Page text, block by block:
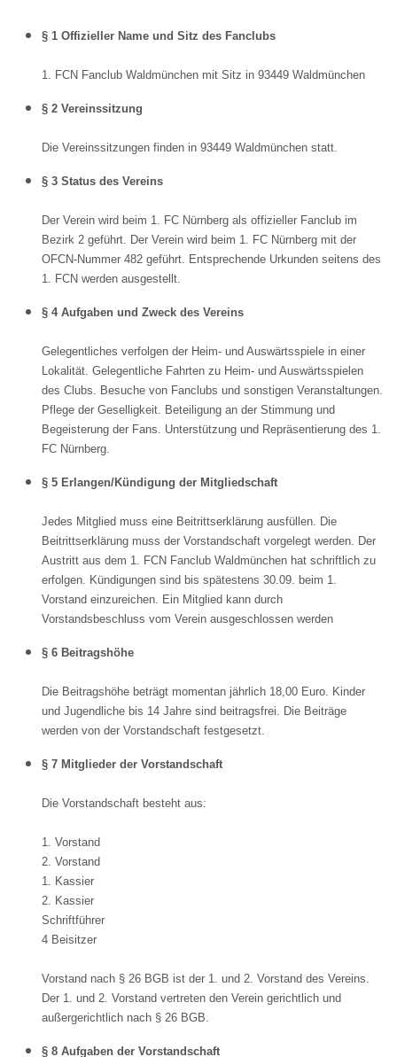
§ 1 Offizieller Name und Sitz des Fanclubs
1. FCN Fanclub Waldmünchen mit Sitz in 93449 Waldmünchen
§ 2 Vereinssitzung
Die Vereinssitzungen finden in 93449 Waldmünchen statt.
§ 3 Status des Vereins
Der Verein wird beim 1. FC Nürnberg als offizieller Fanclub im
Bezirk 2 geführt. Der Verein wird beim 1. FC Nürnberg mit der
OFCN-Nummer 482 geführt. Entsprechende Urkunden seitens des
1. FCN werden ausgestellt.
§ 4 Aufgaben und Zweck des Vereins
Gelegentliches verfolgen der Heim- und Auswärtsspiele in einer
Lokalität. Gelegentliche Fahrten zu Heim- und Auswärtsspielen
des Clubs. Besuche von Fanclubs und sonstigen Veranstaltungen.
Pflege der Geselligkeit. Beteiligung an der Stimmung und
Begeisterung der Fans. Unterstützung und Repräsentierung des 1.
FC Nürnberg.
§ 5 Erlangen/Kündigung der Mitgliedschaft
Jedes Mitglied muss eine Beitrittserklärung ausfüllen. Die
Beitrittserklärung muss der Vorstandschaft vorgelegt werden. Der
Austritt aus dem 1. FCN Fanclub Waldmünchen hat schriftlich zu
erfolgen. Kündigungen sind bis spätestens 30.09. beim 1.
Vorstand einzureichen. Ein Mitglied kann durch
Vorstandsbeschluss vom Verein ausgeschlossen werden
§ 6 Beitragshöhe
Die Beitragshöhe beträgt momentan jährlich 18,00 Euro. Kinder
und Jugendliche bis 14 Jahre sind beitragsfrei. Die Beiträge
werden von der Vorstandschaft festgesetzt.
§ 7 Mitglieder der Vorstandschaft
Die Vorstandschaft besteht aus:
1. Vorstand
2. Vorstand
1. Kassier
2. Kassier
Schriftführer
4 Beisitzer
Vorstand nach § 26 BGB ist der 1. und 2. Vorstand des Vereins.
Der 1. und 2. Vorstand vertreten den Verein gerichtlich und
außergerichtlich nach § 26 BGB.
§ 8 Aufgaben der Vorstandschaft